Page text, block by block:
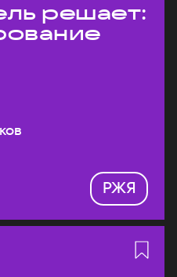
решает:
РЖЯ